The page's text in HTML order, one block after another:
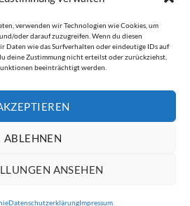
verwenden wir Technologien wie Cookies, um
oder darauf zuzugreifen. Wenn du diesen
Daten wie das Surfverhalten oder eindeutige IDs auf
deine Zustimmung nicht erteilst oder zurückziehst,
beeinträchtigt werden.
ABLEHNEN
ANSEHEN
DatenschutzerklärungImpressum
STYLE
pages was found